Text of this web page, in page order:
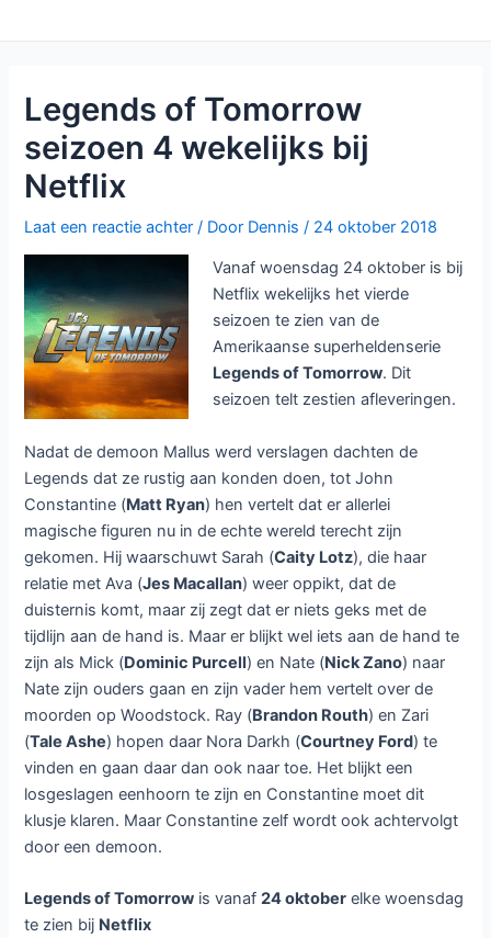
Legends of Tomorrow
seizoen 4 wekelijks bij
Netflix
Laat een reactie achter / Door Dennis/ 24 oktober 2018
Vanaf woensdag 24 oktober is bij
Netflix wekelijks het vierde
seizoen te zien van de
Amerikaanse superheldenserie
Legends of Tomorrow. Dit
seizoen telt zestien afleveringen.
Nadat de demoon Mallus werd verslagen dachten de
Legends dat ze rustig aan konden doen, tot John
Constantine (Matt Ryan) hen vertelt dat er allerlei
magische figuren nu in de echte wereld terecht zijn
gekomen. Hij waarschuwt Sarah (Caity Lotz), die haar
relatie met Ava (Jes Macallan) weer oppikt, dat de
duisternis komt, maar zij zegt dat er niets geks met de
tijdlijn aan de hand is. Maar er blijkt wel iets aan de hand te
zijn als Mick (Dominic Purcell) en Nate (Nick Zano) naar
Nate zijn ouders gaan en zijn vader hem vertelt over de
moorden op Woodstock. Ray (Brandon Routh) en Zari
(Tale Ashe) hopen daar Nora Darkh (Courtney Ford) te
vinden en gaan daar dan ook naar toe. Het blijkt een
losgeslagen eenhoorn te zijn en Constantine moet dit
klusje klaren. Maar Constantine zelf wordt ook achtervolgt
door een demoon.
Legends of Tomorrow is vanaf24 oktober elke woensdag
te zien bij Netflix